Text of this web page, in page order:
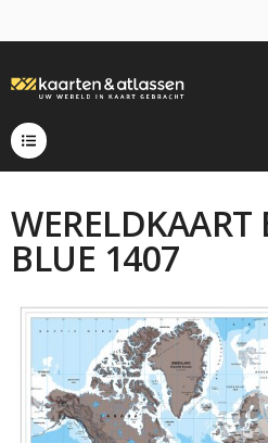
BLUE 1407